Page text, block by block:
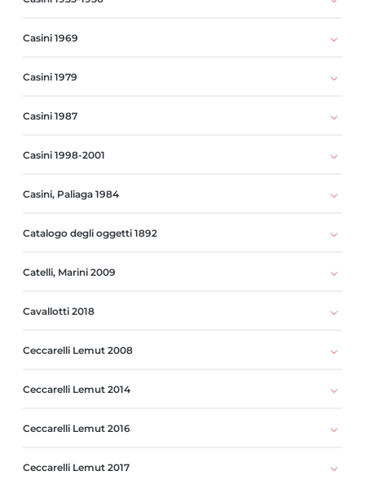
Casini 1969
Casini 1979
Casini 1987
Casini 1998-2001
Casini, Paliaga 1984
Catalogo degli oggetti 1892
Catelli, Marini 2009
Cavallotti 2018
Ceccarelli Lemut 2008
Ceccarelli Lemut 2014
Ceccarelli Lemut 2016
Ceccarelli Lemut 2017